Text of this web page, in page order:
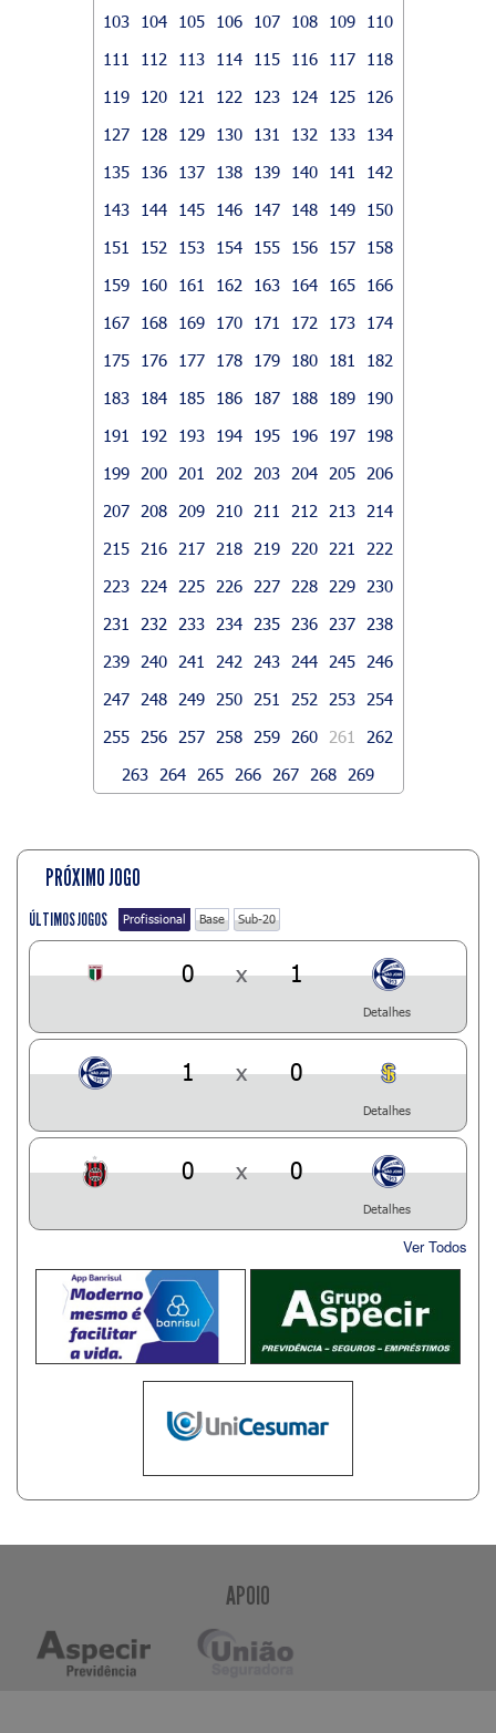
103
104 105 106 107 108 109
110
111
112 113 114 115 116 117
118
119
120 121 122 123 124 125
126
127
128 129 130 131 132 133
134
135
136 137 138 139 140 141
142
143
144 145 146 147 148 149
150
151
152 153 154 155 156 157
158
159
160 161 162 163 164 165
166
167
168 169 170 171 172 173
174
175
176 177 178 179 180 181
182
183
184 185 186 187 188 189
190
191
192 193 194 195 196 197
198
199
200 201 202 203 204 205
206
207
208 209 210 211 212 213
214
215
216 217 218 219 220 221
222
223
224 225 226 227 228 229
230
231
232 233 234 235 236 237
238
239
240 241 242 243 244 245
246
247
248 249 250 251 252 253
254
255
256 257 258 259 260 261
262
263
264 265 266 267 268 269
PRÓXIMO JOGO
ÚLTIMOS JOGOS Profissional Base Sub-20
0 x 1
Detalhes
1 x 0
Detalhes
0 x 0
Detalhes
Ver Todos
APOIO